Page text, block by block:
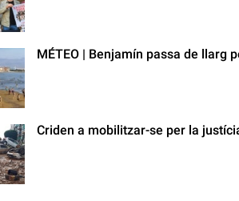
MÉTEO | Benjamín passa de llarg
Criden a mobilitzar-se per la